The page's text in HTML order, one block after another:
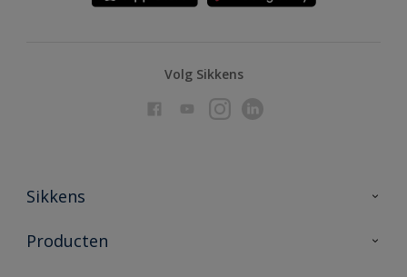
Volg Sikkens
Sikkens
Over Sikkens
Producten